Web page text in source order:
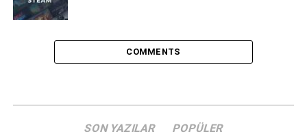
COMMENTS
SON YAZILAR POPÜLER